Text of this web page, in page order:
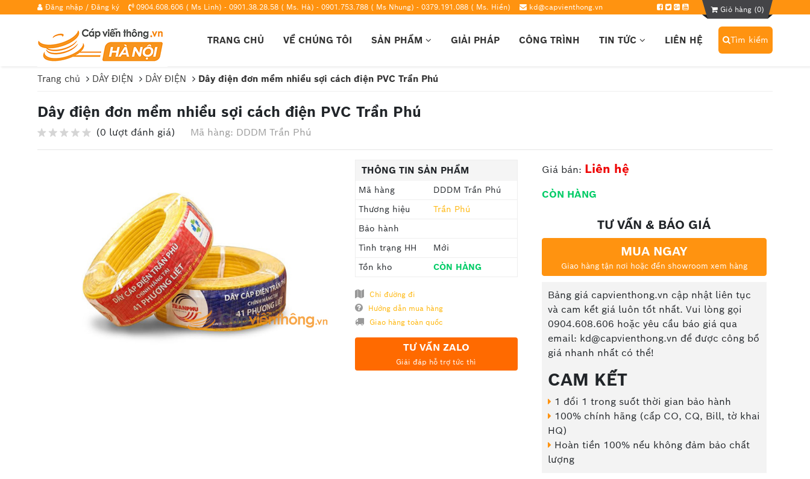
Đăng nhập / Đăng ký 0904.608.606 ( Ms Linh) - 0901.38.28.58 ( Ms. Hà) - 0901.753.788 ( Ms Nhung) - 0379.191.088 ( Ms. Hiền) kd@capvienthong.vn Giỏ hàng (0)
TRANG CHỦ VỀ CHÚNG TÔI SẢN PHẨM GIẢI PHÁP CÔNG TRÌNH TIN TỨC LIÊN HỆ Tìm kiếm
Trang chủ DÂY ĐIỆN DÂY ĐIỆN Dây điện đơn mềm nhiều sợi cách điện PVC Trần Phú
Dây điện đơn mềm nhiều sợi cách điện PVC Trần Phú
(0 lượt đánh giá) Mã hàng: DDDM Trần Phú
THÔNG TIN SẢN PHẨM
Mã hàng
DDDM Trần Phú
Thương hiệu
Trần Phú
Bảo hành
Tình trạng HH
Mới
Tồn kho
CÒN HÀNG
Chỉ đường đi
Hướng dẫn mua hàng
Giao hàng toàn quốc
TƯ VẤN ZALO
Giải đáp hỗ trợ tức thì
Giá bán: Liên hệ
CÒN HÀNG
TƯ VẤN & BÁO GIÁ
MUA NGAY
Giao hàng tận nơi hoặc đến showroom xem hàng
Bảng giá capvienthong.vn cập nhật liên tục
và cam kết giá luôn tốt nhất. Vui lòng gọi
0904.608.606 hoặc yêu cầu báo giá qua
email: kd@capvienthong.vn để được công bố
giá nhanh nhất có thể!
CAM KẾT
1 đổi 1 trong suốt thời gian bảo hành
100% chính hãng (cấp CO, CQ, Bill, tờ khai
HQ)
Hoàn tiền 100% nếu không đảm bảo chất
lượng